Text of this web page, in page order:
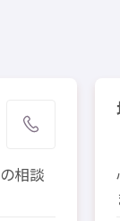
の相談